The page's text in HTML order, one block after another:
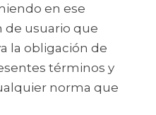
en ese
de usuario que
la obligación de
términos y
norma que